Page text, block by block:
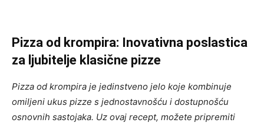
Pizza od krompira: Inovativna poslastica
za ljubitelje klasične pizze
Pizza od krompira je jedinstveno jelo koje kombinuje
omiljeni ukus pizze s jednostavnošću i dostupnošću
osnovnih sastojaka. Uz ovaj recept, možete pripremiti